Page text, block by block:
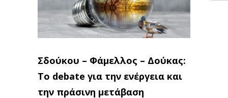
Σδούκου – Φάμελλος – Δούκας:
Το debate για την ενέργεια και
την πράσινη μετάβαση